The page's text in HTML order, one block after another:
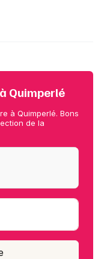
Quimperlé
à Quimperlé. Bons
de la